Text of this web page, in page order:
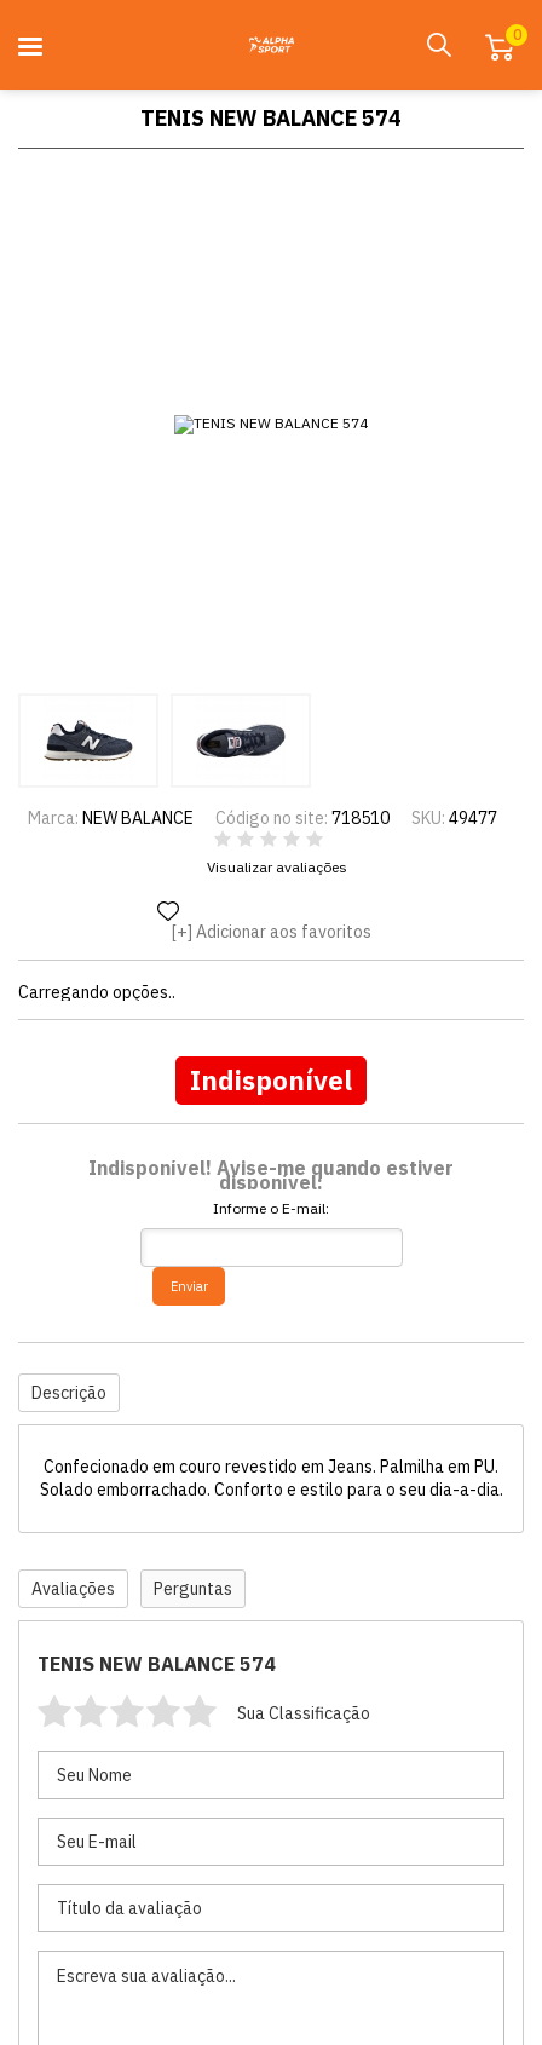
0
TENIS NEW BALANCE 574
Marca: NEW BALANCE Código no site: 718510 SKU: 49477
Visualizar avaliações
Adicionar aos favoritos
Carregando opções..
Indisponível
Indisponível! Avise-me quando estiver
disponível:
Informe o E-mail:
Enviar
Descrição
Confecionado em couro revestido em Jeans. Palmilha em PU.
Solado emborrachado. Conforto e estilo para o seu dia-a-dia.
Avaliações Perguntas
TENIS NEW BALANCE 574
Sua Classificação